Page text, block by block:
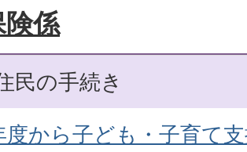
険係
民の手続き
度から子ども・子育て